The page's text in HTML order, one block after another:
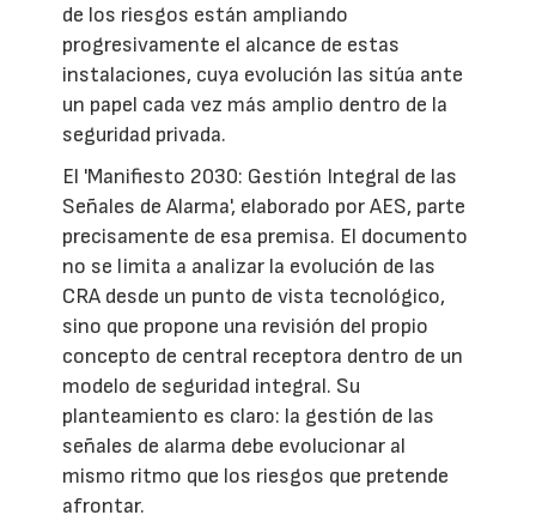
de los riesgos están ampliando
progresivamente el alcance de estas
instalaciones, cuya evolución las sitúa ante
un papel cada vez más amplio dentro de la
seguridad privada.
El 'Manifiesto 2030: Gestión Integral de las
Señales de Alarma', elaborado por AES, parte
precisamente de esa premisa. El documento
no se limita a analizar la evolución de las
CRA desde un punto de vista tecnológico,
sino que propone una revisión del propio
concepto de central receptora dentro de un
modelo de seguridad integral. Su
planteamiento es claro: la gestión de las
señales de alarma debe evolucionar al
mismo ritmo que los riesgos que pretende
afrontar.